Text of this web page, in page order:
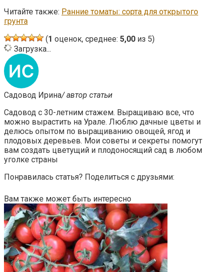
Читайте также: Ранние томаты: сорта для открытого
грунта
(1 оценок, среднее: 5,00 из 5)
Загрузка...
Садовод Ирина/ автор статьи
Садовод с 30-летним стажем. Выращиваю все, что
можно вырастить на Урале. Люблю дачные цветы и
делюсь опытом по выращиванию овощей, ягод и
плодовых деревьев. Мои советы и секреты помогут
вам создать цветущий и плодоносящий сад в любом
уголке страны
Понравилась статья? Поделиться с друзьями:
Вам также может быть интересно